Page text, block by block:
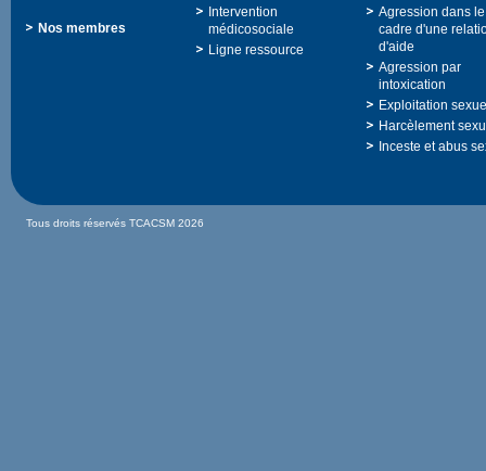
Nosmembres
Intervention
médicosociale
Ligneressource
Agressiondansle
d'aide
Agressionpar
intoxication
TousdroitsréservésTCACSM2026